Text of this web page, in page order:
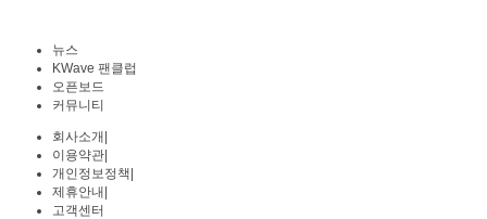
뉴스
KWave 팬클럽
오픈보드
커뮤니티
회사소개
이용약관
개인정보정책
제휴안내
고객센터